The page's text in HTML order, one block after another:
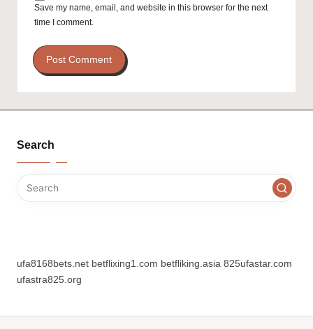
Save my name, email, and website in this browser for the next
time I comment.
Search
ufa8168bets.net betflixing1.com betfliking.asia 825ufastar.com
ufastra825.org